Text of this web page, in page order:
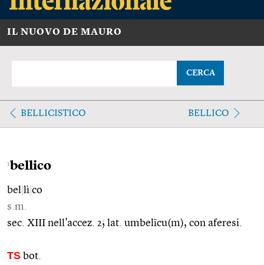
IL NUOVO DE MAURO
CERCA
BELLICISTICO BELLICO
1bellico
bel lì co
s.m.
sec. XIII nell'accez. 2; lat. umbelīcu(m), con aferesi.
TS bot.